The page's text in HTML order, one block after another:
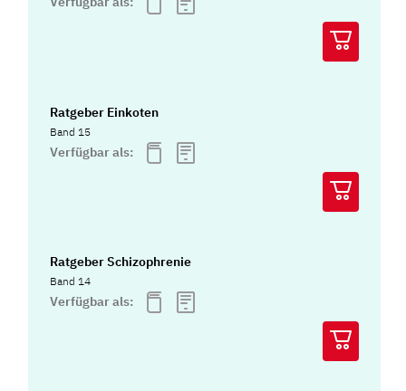
Ratgeber Einkoten
Band 15
Verfügbar als:
Ratgeber Schizophrenie
Band 14
Verfügbar als: